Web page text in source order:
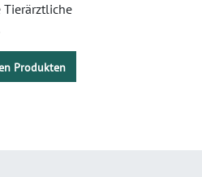
Tierärztliche
Produkten​